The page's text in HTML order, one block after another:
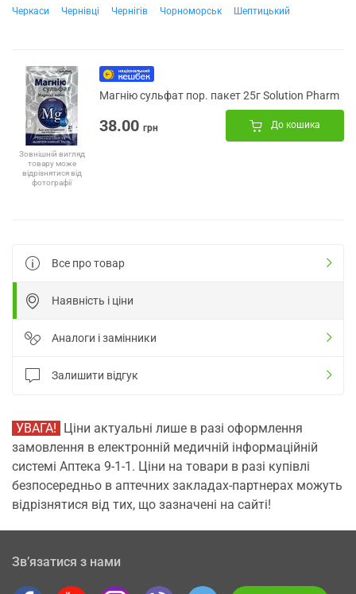
Черкаси
Чернівці Чернігів Чорноморськ Шептицький
Зовнішній вигляд
товару може
відрізнятися від
фотографії
Магнію сульфат пор. пакет 25г Solution Pharm
38.00 грн До кошика
Все про товар
Наявність і ціни
Аналоги і замінники
Залишити відгук
УВАГА! Ціни актуальні лише в разі оформлення
замовлення в електронній медичній інформаційній
системі Аптека 9-1-1. Ціни на товари в разі купівлі
безпосередньо в аптечних закладах-партнерах можуть
відрізнятися від тих, що зазначені на сайті!
Зв’язатися з нами